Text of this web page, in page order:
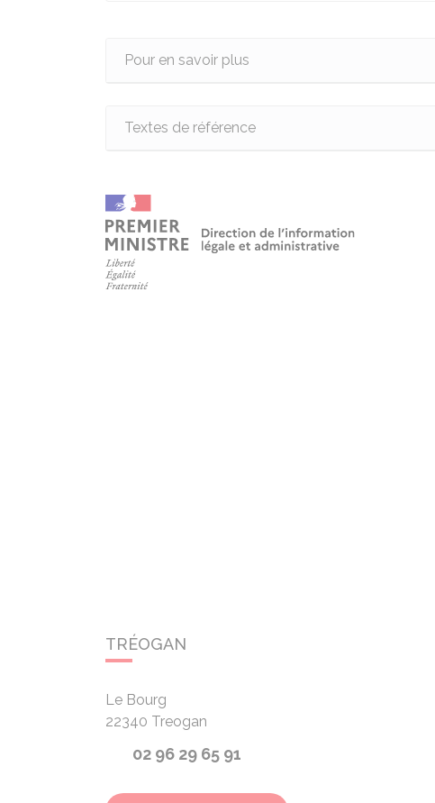
Pour en savoir plus
Textes de référence
TRÉOGAN
Le Bourg
22340 Treogan
02 96 29 65 91